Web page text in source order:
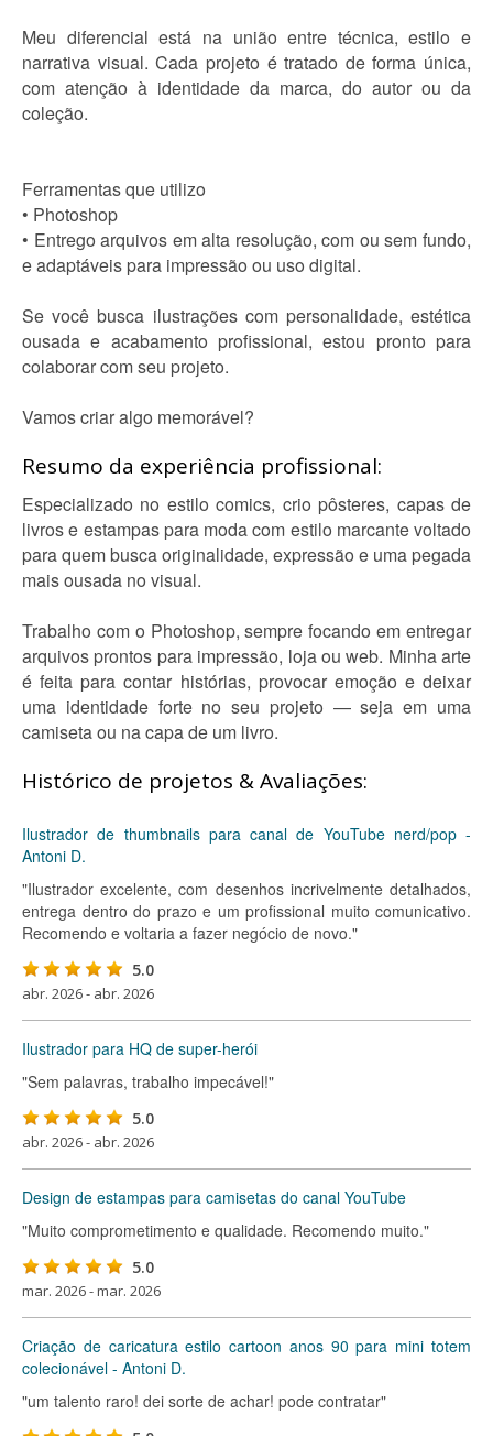
Meu diferencial está na união entre técnica, estilo e
narrativa visual. Cada projeto é tratado de forma única,
com atenção à identidade da marca, do autor ou da
coleção.
Ferramentas que utilizo
• Photoshop
• Entrego arquivos em alta resolução, com ou sem fundo,
e adaptáveis para impressão ou uso digital.
Se você busca ilustrações com personalidade, estética
ousada e acabamento profissional, estou pronto para
colaborar com seu projeto.
Vamos criar algo memorável?
Resumo da experiência profissional:
Especializado no estilo comics, crio pôsteres, capas de
livros e estampas para moda com estilo marcante voltado
para quem busca originalidade, expressão e uma pegada
mais ousada no visual.
Trabalho com o Photoshop, sempre focando em entregar
arquivos prontos para impressão, loja ou web. Minha arte
é feita para contar histórias, provocar emoção e deixar
uma identidade forte no seu projeto — seja em uma
camiseta ou na capa de um livro.
Histórico de projetos & Avaliações:
Ilustrador de thumbnails para canal de YouTube nerd/pop -
Antoni D.
"Ilustrador excelente, com desenhos incrivelmente detalhados,
entrega dentro do prazo e um profissional muito comunicativo.
Recomendo e voltaria a fazer negócio de novo."
5.0
abr. 2026 - abr. 2026
Ilustrador para HQ de super-herói
"Sem palavras, trabalho impecável!"
5.0
abr. 2026 - abr. 2026
Design de estampas para camisetas do canal YouTube
"Muito comprometimento e qualidade. Recomendo muito."
5.0
mar. 2026 - mar. 2026
Criação de caricatura estilo cartoon anos 90 para mini totem
colecionável - Antoni D.
"um talento raro! dei sorte de achar! pode contratar"